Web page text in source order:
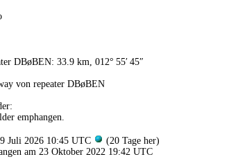
DBøBEN: 33.9 km, 012° 55′ 45″
von repeater DBøBEN
emphangen.
Juli 2026 10:45 UTC
(20 Tage her)
am 23 Oktober 2022 19:42 UTC